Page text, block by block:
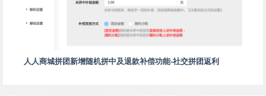
人人商城拼团新增随机拼中及退款补偿功能-社交拼团返利